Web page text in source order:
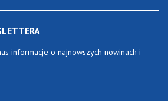
informacje o najnowszych nowinach i